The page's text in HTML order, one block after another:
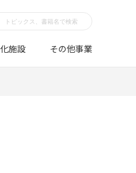
施設 その他事業